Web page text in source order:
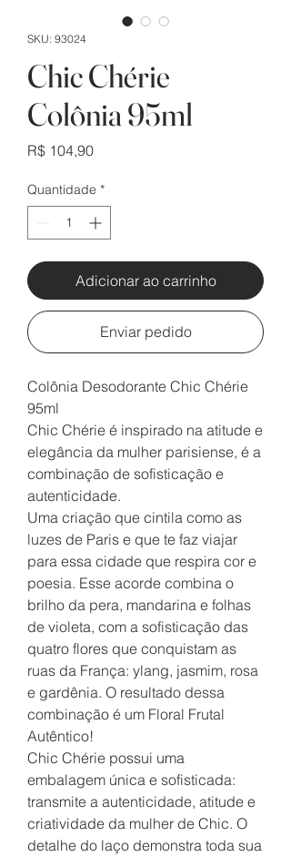
SKU: 93024
Chic Chérie
Colônia 95ml
R$ 104,90Preço
Quantidade *
Adicionar ao carrinho
Enviar pedido
Colônia Desodorante Chic Chérie
95ml
Chic Chérie é inspirado na atitude e
elegância da mulher parisiense, é a
combinação de sofisticação e
autenticidade.
Uma criação que cintila como as
luzes de Paris e que te faz viajar
para essa cidade que respira cor e
poesia. Esse acorde combina o
brilho da pera, mandarina e folhas
de violeta, com a sofisticação das
quatro flores que conquistam as
ruas da França: ylang, jasmim, rosa
e gardênia. O resultado dessa
combinação é um Floral Frutal
Autêntico!
Chic Chérie possui uma
embalagem única e sofisticada:
transmite a autenticidade, atitude e
criatividade da mulher de Chic. O
detalhe do laço demonstra toda sua